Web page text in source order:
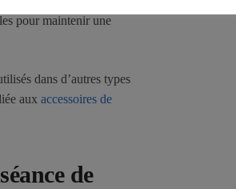
pour maintenir une
dans d’autres types
aux accessoires de
de